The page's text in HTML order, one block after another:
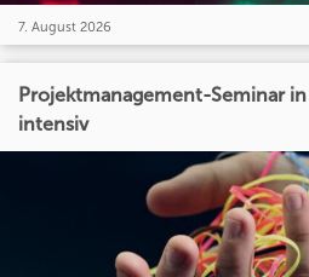
7. August 2026
Projektmanagement-Seminar in
intensiv